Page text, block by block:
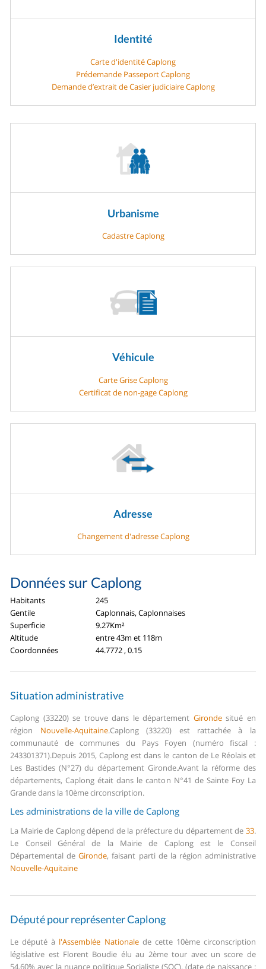
Identité
Carte d'identité Caplong
Prédemande Passeport Caplong
Demande d’extrait de Casier judiciaire Caplong
Urbanisme
Cadastre Caplong
Véhicule
Carte Grise Caplong
Certificat de non-gage Caplong
Adresse
Changement d'adresse Caplong
Données sur Caplong
Habitants
245
Gentile
Caplonnais, Caplonnaises
Superficie
9.27Km²
Altitude
entre 43m et 118m
Coordonnées
44.7772 , 0.15
Situation administrative
Caplong (33220) se trouve dans le département Girondesitué en
région Nouvelle-Aquitaine.Caplong (33220) est rattachée à la
communauté de communes du Pays Foyen (numéro fiscal :
243301371).Depuis 2015, Caplong est dans le canton de Le Réolais et
Les Bastides (N°27) du département Gironde.Avant la réforme des
départements, Caplong était dans le canton N°41 de Sainte Foy La
Grande dans la 10ème circonscription.
Les administrations de la ville de Caplong
La Mairie de Caplong dépend de la préfecture du département de 33.
Le Conseil Général de la Mairie de Caplong est le Conseil
Départemental deGironde, faisant parti de la région administrative
Nouvelle-Aquitaine
Député pour représenter Caplong
Le député à l'Assemblée Nationalede cette 10ème circonscription
législative est Florent Boudie élu au 2ème tour avec un score de